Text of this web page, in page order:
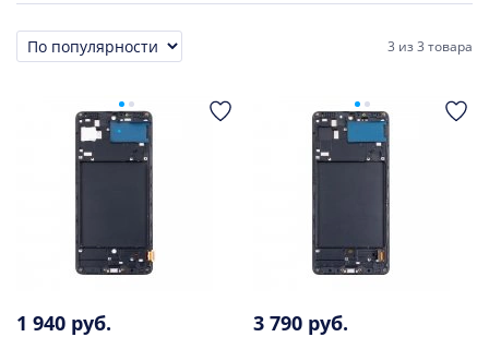
Сортировка 3 из3 товара
1 940 руб. 3 790 руб.